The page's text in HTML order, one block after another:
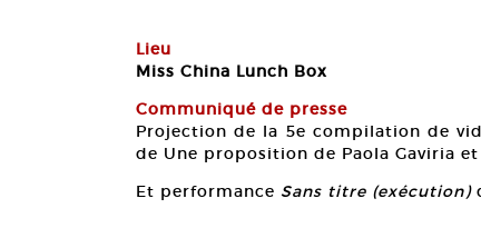
Lieu
Miss China Lunch Box
Communiqué de presse
Projection de la 5e compilation de
de Une proposition de Paola Gaviria
Et performance Sans titre (exécution)